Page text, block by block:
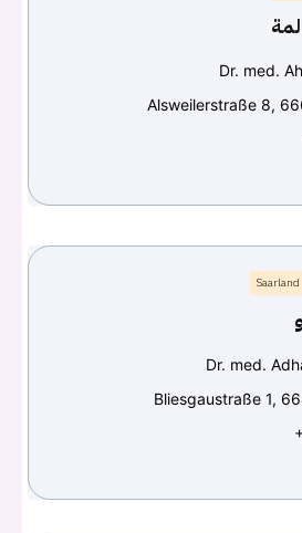
Dr. med.
Alsweilerstraße 8,
Saarland
Dr. med.
Bliesgaustraße 1,